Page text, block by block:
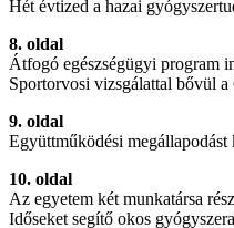
Hét évtized a hazai
8. oldal
Átfogó egészségügyi program
Sportorvosi vizsgálattal bővül
9. oldal
Együttműködési
10. oldal
Az egyetem két munkatársa
Időseket segítő okos